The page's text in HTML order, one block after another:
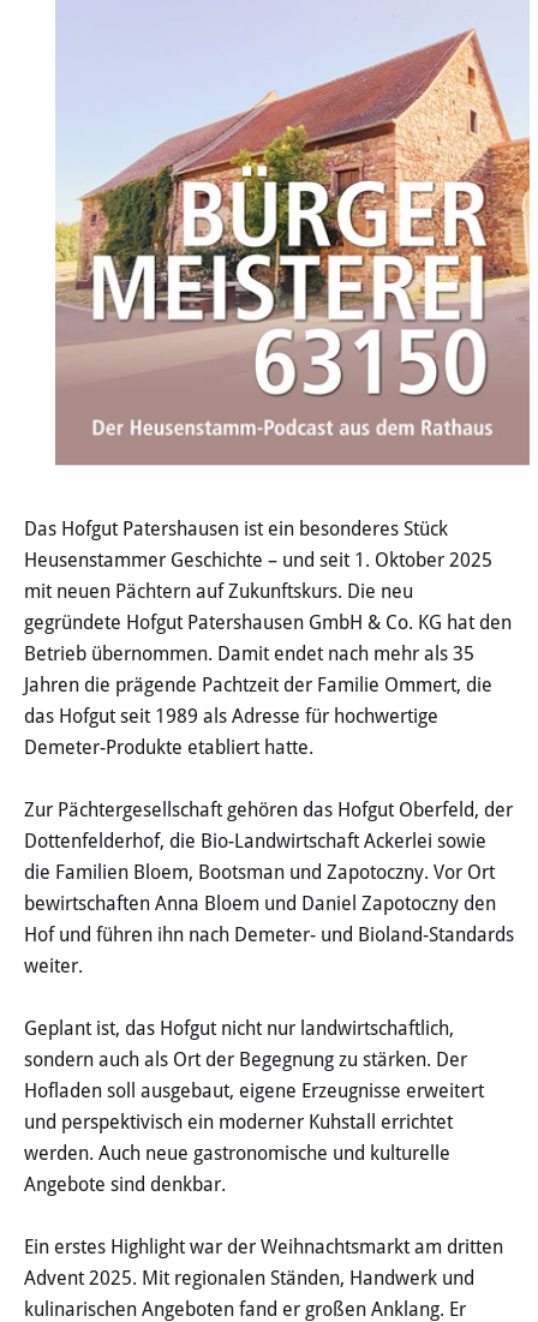
Das Hofgut Patershausen ist ein besonderes Stück
Heusenstammer Geschichte – und seit 1. Oktober 2025
mit neuen Pächtern auf Zukunftskurs. Die neu
gegründete Hofgut Patershausen GmbH & Co. KG hat den
Betrieb übernommen. Damit endet nach mehr als 35
Jahren die prägende Pachtzeit der Familie Ommert, die
das Hofgut seit 1989 als Adresse für hochwertige
Demeter-Produkte etabliert hatte.
Zur Pächtergesellschaft gehören das Hofgut Oberfeld, der
Dottenfelderhof, die Bio-Landwirtschaft Ackerlei sowie
die Familien Bloem, Bootsman und Zapotoczny. Vor Ort
bewirtschaften Anna Bloem und Daniel Zapotoczny den
Hof und führen ihn nach Demeter- und Bioland-Standards
weiter.
Geplant ist, das Hofgut nicht nur landwirtschaftlich,
sondern auch als Ort der Begegnung zu stärken. Der
Hofladen soll ausgebaut, eigene Erzeugnisse erweitert
und perspektivisch ein moderner Kuhstall errichtet
werden. Auch neue gastronomische und kulturelle
Angebote sind denkbar.
Ein erstes Highlight war der Weihnachtsmarkt am dritten
Advent 2025. Mit regionalen Ständen, Handwerk und
kulinarischen Angeboten fand er großen Anklang. Er
Ortsgerichte & Schiedsamt
Verwaltung & Politik
Satzungen & Stadtrecht
Ausschreibungen
Steuern & Gebühren
Haushalt
Sitzungsinfo
Gremien
Kinder- und Jugendparlament
Wahlen
Pressecenter
Aktuelle Meldungen
Detail
Öffentliche Bekanntmachungen
Offenlagen
Videos & Podcasts